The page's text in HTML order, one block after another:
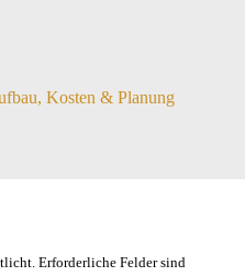
Kosten & Planung
Erforderliche Felder sind